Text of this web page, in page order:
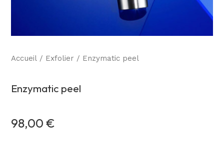
Accueil / Exfolier / Enzymatic peel
Enzymatic peel
98,00€